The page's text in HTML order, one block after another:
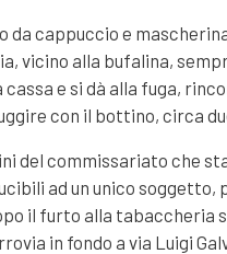
da cappuccio e
vicino alla bufalina,
e si dà alla fuga,
con il bottino, circa
del commissariato che
ad un unico soggetto,
il furto alla tabaccheria
in fondo a via Luigi